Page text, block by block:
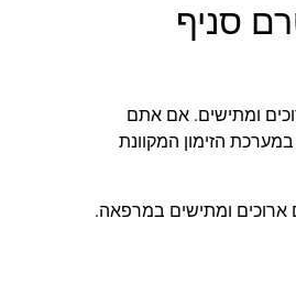
סניף
ומתישים. אם אתם
הזימון המקוונת
ארוכים ומתישים במרפאה.